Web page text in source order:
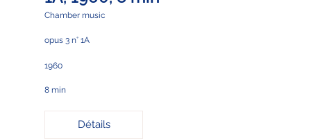
Chamber music
opus 3 n° 1A
1960
8 min
Détails